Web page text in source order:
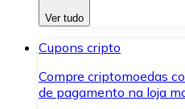
Ver tudo
Cupons cripto
Compre criptomoedas
de pagamento na loja